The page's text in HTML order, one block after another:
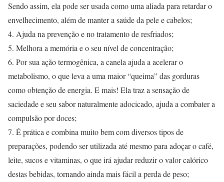
Sendo assim, ela pode ser usada como uma aliada para retardar o
envelhecimento, além de manter a saúde da pele e cabelos;
4. Ajuda na prevenção e no tratamento de resfriados;
5. Melhora a memória e o seu nível de concentração;
6. Por sua ação termogênica, a canela ajuda a acelerar o
metabolismo, o que leva a uma maior “queima” das gorduras
como obtenção de energia. E mais! Ela traz a sensação de
saciedade e seu sabor naturalmente adocicado, ajuda a combater a
compulsão por doces;
7. É prática e combina muito bem com diversos tipos de
preparações, podendo ser utilizada até mesmo para adoçar o café,
leite, sucos e vitaminas, o que irá ajudar reduzir o valor calórico
destas bebidas, tornando ainda mais fácil a perda de peso;